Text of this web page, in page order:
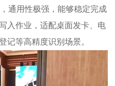
通用性极强，能够稳定完成
入作业，适配桌面发卡、电
记等高精度识别场景。